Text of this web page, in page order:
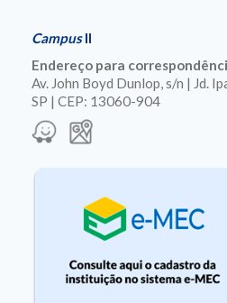
CampusII
Endereço para
Av. John Boyd Dunlop, s/n | Jd.
SP | CEP: 13060-904